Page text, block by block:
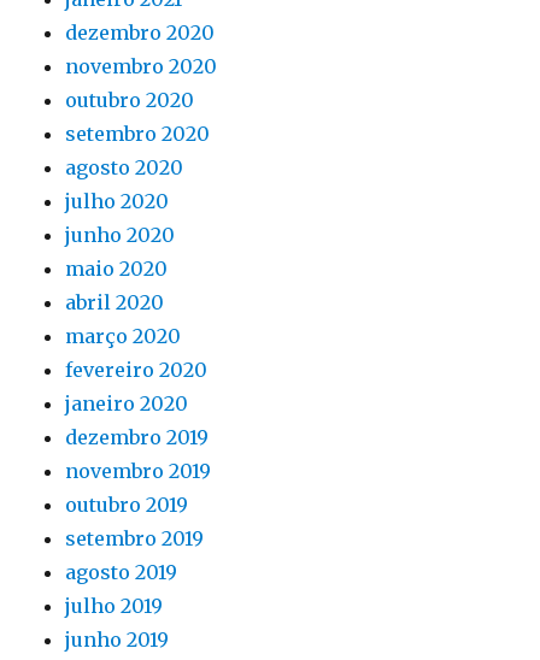
dezembro 2020
novembro 2020
outubro 2020
setembro 2020
agosto 2020
julho 2020
junho 2020
maio 2020
abril 2020
março 2020
fevereiro 2020
janeiro 2020
dezembro 2019
novembro 2019
outubro 2019
setembro 2019
agosto 2019
julho 2019
junho 2019